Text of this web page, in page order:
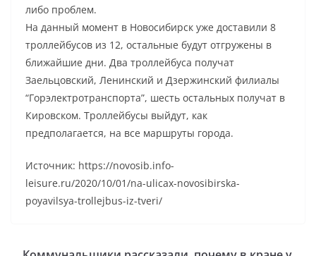
либо проблем.
На данный момент в Новосибирск уже доставили 8
троллейбусов из 12, остальные будут отгружены в
ближайшие дни. Два троллейбуса получат
Заельцовский, Ленинский и Дзержинский филиалы
“Горэлектротранспорта”, шесть остальных получат в
Кировском. Троллейбусы выйдут, как
предполагается, на все маршруты города.
Источник: https://novosib.info-
leisure.ru/2020/10/01/na-ulicax-novosibirska-
poyavilsya-trollejbus-iz-tveri/